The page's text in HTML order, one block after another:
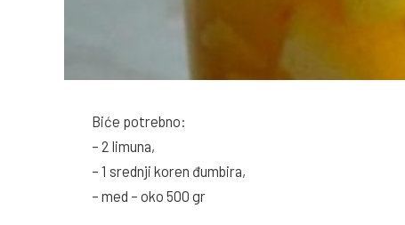
Biće potrebno:
– 2 limuna,
– 1 srednji koren đumbira,
– med – oko 500 gr